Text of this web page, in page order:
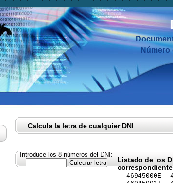
Número
Calcula la letra de cualquier DNI
Introduce los 8 números del DNI:
Listado de los
46945000E